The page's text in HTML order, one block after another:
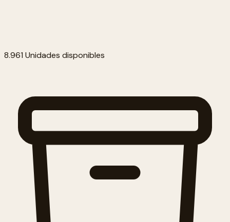
8.961 Unidades disponibles